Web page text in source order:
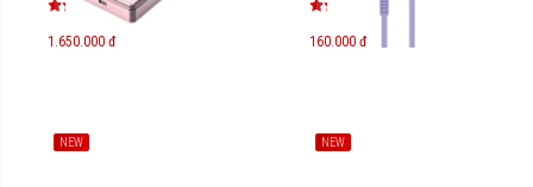
1.650.000 đ 160.000 đ
NEW NEW